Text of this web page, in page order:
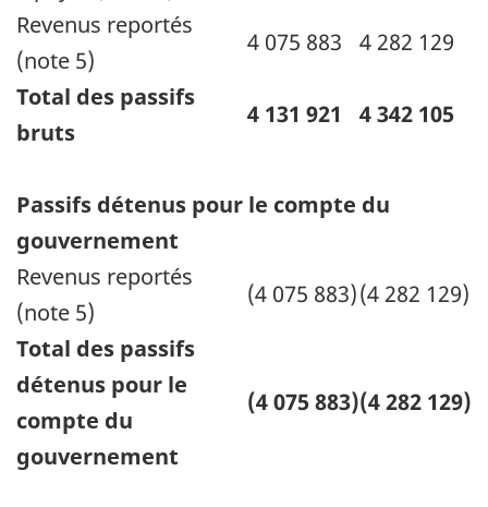
Revenus reportés
(note 5)
4 075 883
4 282 129
Total des passifs
bruts
4 131 921 4 342 105
Passifs détenus pour le compte du
gouvernement
Revenus reportés
(note 5)
(4 075 883)(4 282 129)
Total des passifs
détenus pour le
compte du
gouvernement
(4 075 883)(4 282 129)